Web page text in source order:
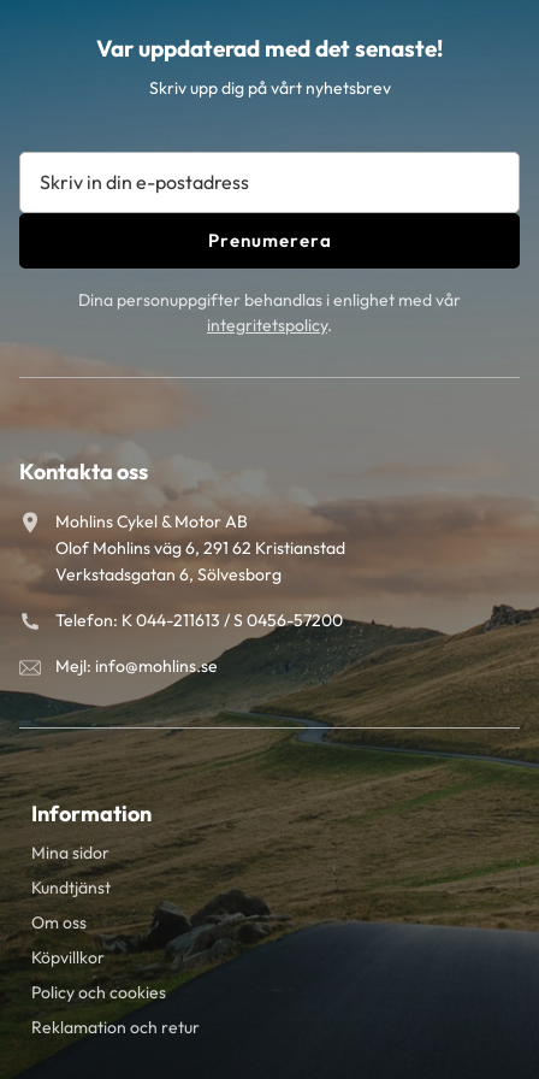
glasögon.
Var uppdaterad med det senaste!
Skriv upp dig på vårt nyhetsbrev
Prenumerera
Dina personuppgifter behandlas i enlighet med vår
integritetspolicy.
Kontakta oss
Mohlins Cykel & Motor AB
Olof Mohlins väg 6, 291 62 Kristianstad
Verkstadsgatan 6, Sölvesborg
Telefon: K 044-211613 / S 0456-57200
Mejl: info@mohlins.se
Information
Mina sidor
Kundtjänst
Om oss
Köpvillkor
Policy och cookies
Reklamation och retur